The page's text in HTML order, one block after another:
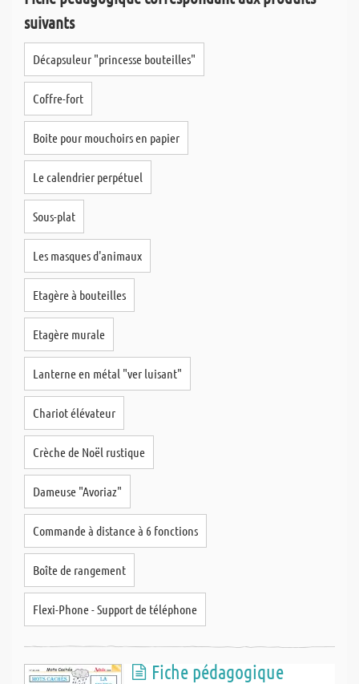
suivants
Décapsuleur "princesse bouteilles"
Coffre-fort
Boite pour mouchoirs en papier
Le calendrier perpétuel
Sous-plat
Les masques d'animaux
Etagère à bouteilles
Etagère murale
Lanterne en métal "ver luisant"
Chariot élévateur
Crèche de Noël rustique
Dameuse "Avoriaz"
Commande à distance à 6 fonctions
Boîte de rangement
Flexi-Phone - Support de téléphone
Fiche pédagogique